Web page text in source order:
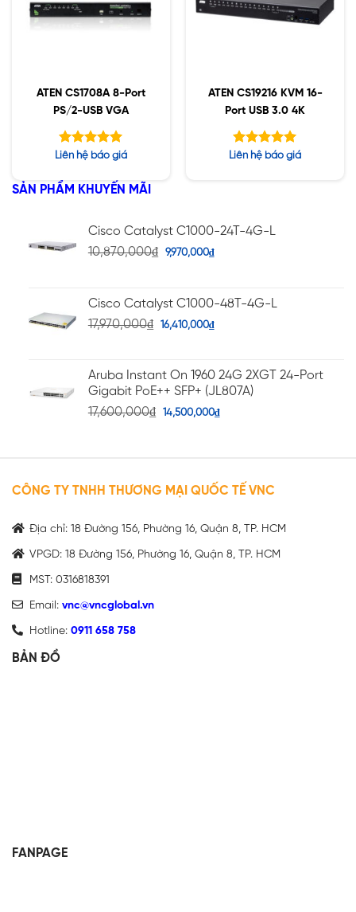
ATEN CS1708A 8-Port
PS/2-USB VGA
Được xếp
5 sao
Liên hệ báo giá
ATEN CS19216 KVM 16-
Port USB 3.0 4K
Được xếp
Liên hệ báo giá
SẢN PHẨM KHUYẾN MÃI
Cisco Catalyst C1000-24T-4G-L
10,870,000₫ 9,970,000₫
Cisco Catalyst C1000-48T-4G-L
17,970,000₫ 16,410,000₫
Aruba Instant On 1960 24G 2XGT 24-Port
Gigabit PoE++ SFP+ (JL807A)
17,600,000₫ 14,500,000₫
CÔNG TY TNHH THƯƠNG MẠI QUỐC TẾ VNC
Địa chỉ: 18 Đường 156, Phường 16, Quận 8, TP. HCM
VPGD: 18 Đường 156, Phường 16, Quận 8, TP. HCM
MST: 0316818391
Email: vnc@vncglobal.vn
Hotline: 0911 658 758
BẢN ĐỒ
FANPAGE